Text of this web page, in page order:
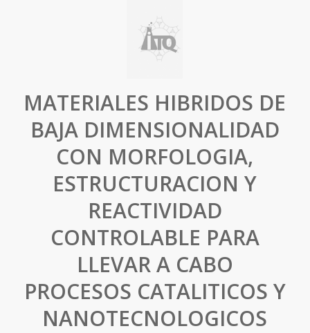
MATERIALES HIBRIDOS DE
BAJA DIMENSIONALIDAD
CON MORFOLOGIA,
ESTRUCTURACION Y
REACTIVIDAD
CONTROLABLE PARA
LLEVAR A CABO
PROCESOS CATALITICOS Y
NANOTECNOLOGICOS